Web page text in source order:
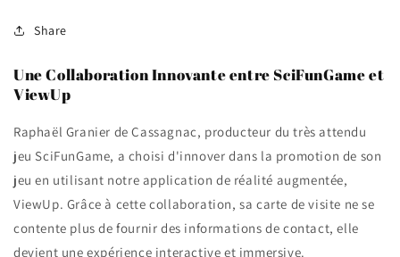
Share
Une Collaboration Innovante entre SciFunGame et
ViewUp
Raphaël Granier de Cassagnac, producteur du très attendu
jeu SciFunGame, a choisi d'innover dans la promotion de son
jeu en utilisant notre application de réalité augmentée,
ViewUp. Grâce à cette collaboration, sa carte de visite ne se
contente plus de fournir des informations de contact, elle
devient une expérience interactive et immersive.